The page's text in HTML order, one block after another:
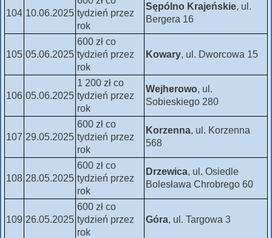
104 10.06.2025 tydzień przez
rok
Sępólno Krajeńskie, ul.
Bergera 16
105 05.06.2025
600 zł co
tydzień przez
rok
Kowary, ul. Dworcowa 15
106 05.06.2025
1 200 zł co
tydzień przez
rok
Wejherowo, ul.
Sobieskiego 280
107 29.05.2025
600 zł co
tydzień przez
rok
Korzenna, ul. Korzenna
568
108 28.05.2025
600 zł co
tydzień przez
rok
Drzewica, ul. Osiedle
Bolesława Chrobrego 60
109 26.05.2025
600 zł co
tydzień przez
rok
Góra, ul. Targowa 3